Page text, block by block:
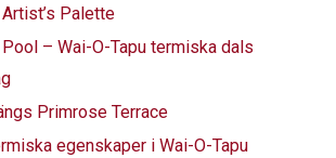
Palette
Pool – Wai-O-Tapu termiska dals
Primrose Terrace
egenskaper i Wai-O-Tapu